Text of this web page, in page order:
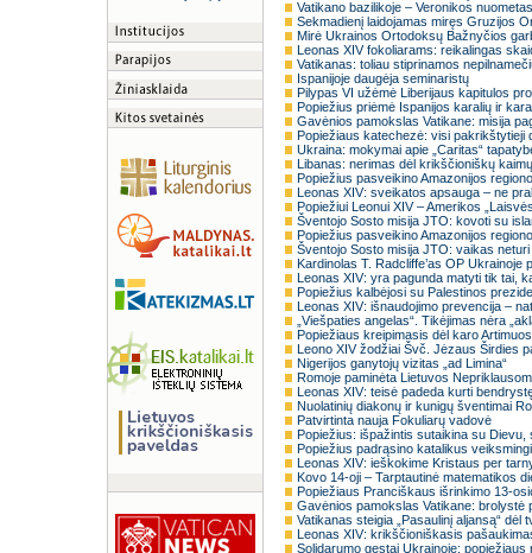
Vatikano bazilikoje – Veronikos
Sekmadienį laidojamas miręs Gruzijos
Mirė Ukrainos Ortodoksų Bažnyčios
Leonas XIV fokoliarams: reikalingas
Vatikanas: toliau stiprinamos
Ispanijoje daugėja seminaristų
Pilypas VI užėmė Liberijaus kapitulos
Popiežius priėmė Ispanijos karalių ir
Gavėnios pamokslas Vatikane: misija
Popiežiaus katechezė: visi pakrikštytieji
Ukraina: mokymai apie „Caritas“
Libanas: nerimas dėl krikščioniškų
Popiežius pasveikino Amazonijos
Leonas XIV: sveikatos apsauga – ne
Popiežiui Leonui XIV – Amerikos
Šventojo Sosto misija JTO: kovoti su
Popiežius pasveikino Amazonijos
Šventojo Sosto misija JTO: vaikas
Kardinolas T. Radcliffe’as OP Ukrainoje
Leonas XIV: yra pagunda matyti tik tai,
Popiežius kalbėjosi su Palestinos
Leonas XIV: išnaudojimo prevencija –
„Viešpaties angelas“. Tikėjimas nėra
Popiežiaus kreipimasis dėl karo
Leono XIV žodžiai Švč. Jėzaus Širdies
Nigerijos ganytojų vizitas „ad Limina“
Romoje paminėta Lietuvos
Leonas XIV: teisė padeda kurti
Nuolatinių diakonų ir kunigų šventimai
Patvirtinta nauja Fokuliarų vadovė
Popiežius: išpažintis sutaikina su
Popiežius padrąsino katalikus
Leonas XIV: ieškokime Kristaus per
Kovo 14-oji – Tarptautinė matematikos
Popiežiaus Pranciškaus išrinkimo 13-
Gavėnios pamokslas Vatikane: brolystė
Vatikanas steigia „Pasaulinį aljansą“ dėl
Leonas XIV: krikščioniškasis
Solidarumo gestai Ukrainoje: